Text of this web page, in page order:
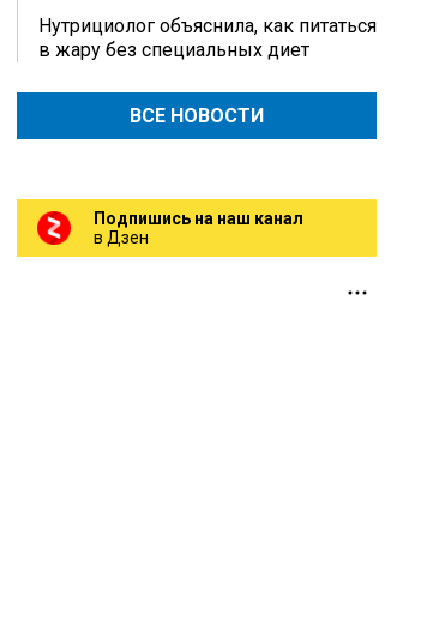
Нутрициолог объяснила, как питаться
в жару без специальных диет
ВСЕ НОВОСТИ
Подпишись на наш канал
в Дзен